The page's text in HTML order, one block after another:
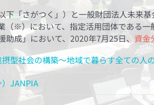
下「さがつく」）と一般財団法人未来
（※）において、指定活用団体である
助成」において、2020年7月25日、 資金
型社会の構築～地域で暮らす全ての人
JANPIA